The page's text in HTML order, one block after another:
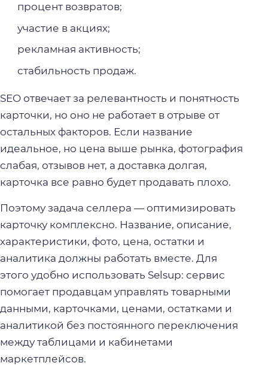
процент возвратов;
участие в акциях;
рекламная активность;
стабильность продаж.
SEO отвечает за релевантность и понятность
карточки, но оно не работает в отрыве от
остальных факторов. Если название
идеальное, но цена выше рынка, фотография
слабая, отзывов нет, а доставка долгая,
карточка все равно будет продавать плохо.
Поэтому задача селлера — оптимизировать
карточку комплексно. Название, описание,
характеристики, фото, цена, остатки и
аналитика должны работать вместе. Для
этого удобно использовать Selsup: сервис
помогает продавцам управлять товарными
данными, карточками, ценами, остатками и
аналитикой без постоянного переключения
между таблицами и кабинетами
маркетплейсов.